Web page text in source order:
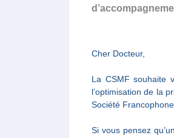
Cher Docteur,
La CSMF souhaite
l’optimisation de la
Société
Si vous pensez